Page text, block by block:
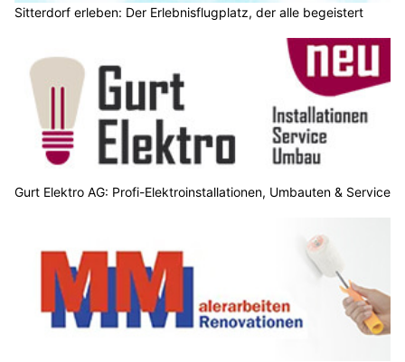
Sitterdorf erleben: Der Erlebnisflugplatz, der alle begeistert
Gurt Elektro AG: Profi-Elektroinstallationen, Umbauten & Service